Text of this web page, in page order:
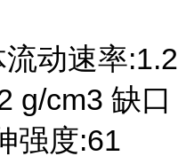
动速率:1.2
g/cm3 缺口
强度:61